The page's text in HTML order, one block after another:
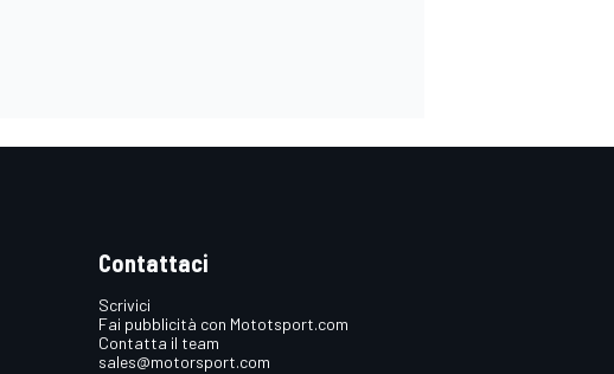
Contattaci
Scrivici
Fai pubblicità con Mototsport.com
Contatta il team
sales@motorsport.com